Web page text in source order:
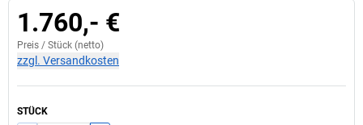
1.760,- €
Preis / Stück (netto)
zzgl. Versandkosten
STÜCK